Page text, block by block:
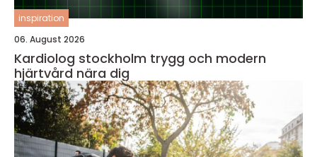
inspiration
06. August 2026
Kardiolog stockholm trygg och modern
hjärtvård nära dig